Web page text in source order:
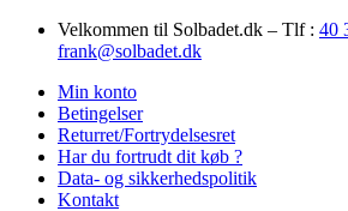
Skip
Skip
Velkommen til Solbadet.dk – Tlf : 40
frank@solbadet.dk
Min konto
Betingelser
Returret/Fortrydelsesret
Har du fortrudt dit køb ?
Data- og sikkerhedspolitik
Kontakt